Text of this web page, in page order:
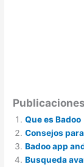
Que es Badoo
Consejos
Badoo app
Busqueda